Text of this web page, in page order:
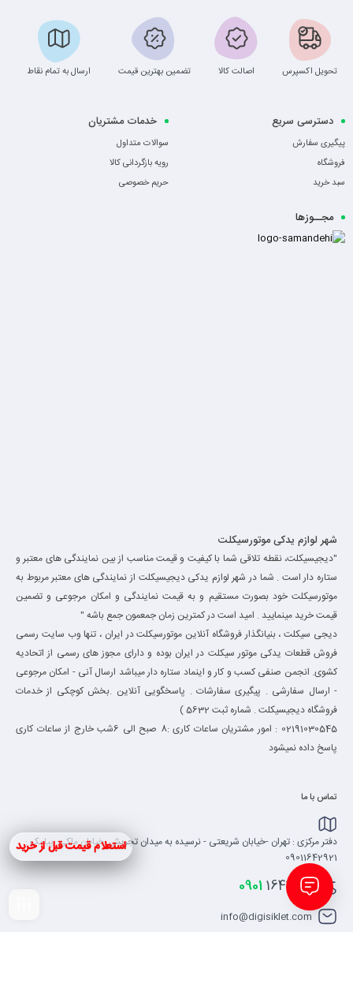
تحویل اکسپرس اصالت کالا تضمین بهترین قیمت ارسال به تمام نقاط
دسترسی سریع
پیگیری سفارش
فروشگاه
سبد خرید
خدمات مشتریان
سوالات متداول
رویه بازگردانی کالا
حریم خصوصی
مجــوزها
شهر لوازم یدکی موتورسیکلت
"دیجیسیکلت، نقطه تلاقی شما با کیفیت و قیمت مناسب از بین نمایندگی های معتبر و
ستاره دار است . شما در شهر لوازم یدکی دیجیسیکلت از نمایندگی های معتبر مربوط به
موتورسیکلت خود بصورت مستقیم و به قیمت نمایندگی و امکان مرجوعی و تضمین
قیمت خرید مینمایید . امید است در کمترین زمان جمعمون جمع باشه "
دیجی سیکلت ، بنیانگذار فروشگاه آنلاین موتورسیکلت در ایران ، تنها وب سایت رسمی
فروش قطعات یدکی موتور سیکلت در ایران بوده و دارای مجوز های رسمی از اتحادیه
کشوی. انجمن صنفی کسب و کار و اینماد ستاره دار میباشد ارسال آنی - امکان مرجوعی
- ارسال سفارشی . پیگیری سفارشات . پاسخگویی آنلاین .بخش کوچکی از خدمات
فروشگاه دیجیسیکلت . شماره ثبت 5632 )
02191030545 : امور مشتریان ساعات کاری :8 صبح الی 6شب خارج از ساعات کاری
پاسخ داده نمیشود
تماس با ما
دفتر مرکزی : تهران -خیابان شریعتی - نرسیده به میدان تجریش .خیابان ملکی: پیامک :
09011642921
09011642921
info@digisiklet.com
استعلام قیمت قبل از خرید